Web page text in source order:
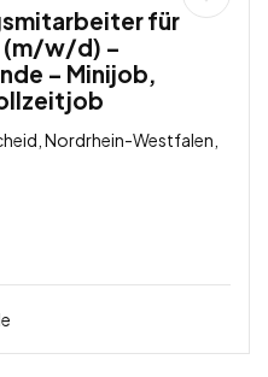
für
(m/w/d) –
– Minijob,
Nordrhein-Westfalen,